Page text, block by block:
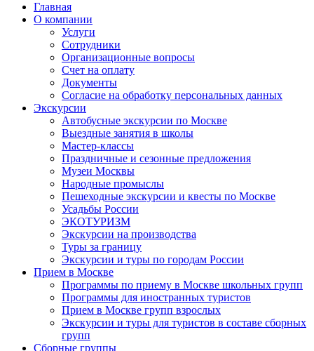
Главная
О компании
Услуги
Сотрудники
Организационные вопросы
Счет на оплату
Документы
Согласие на обработку персональных данных
Экскурсии
Автобусные экскурсии по Москве
Выездные занятия в школы
Мастер-классы
Праздничные и сезонные предложения
Музеи Москвы
Народные промыслы
Пешеходные экскурсии и квесты по Москве
Усадьбы России
ЭКОТУРИЗМ
Экскурсии на производства
Туры за границу
Экскурсии и туры по городам России
Прием в Москве
Программы по приему в Москве школьных групп
Программы для иностранных туристов
Прием в Москве групп взрослых
Экскурсии и туры для туристов в составе сборных
групп
Сборные группы